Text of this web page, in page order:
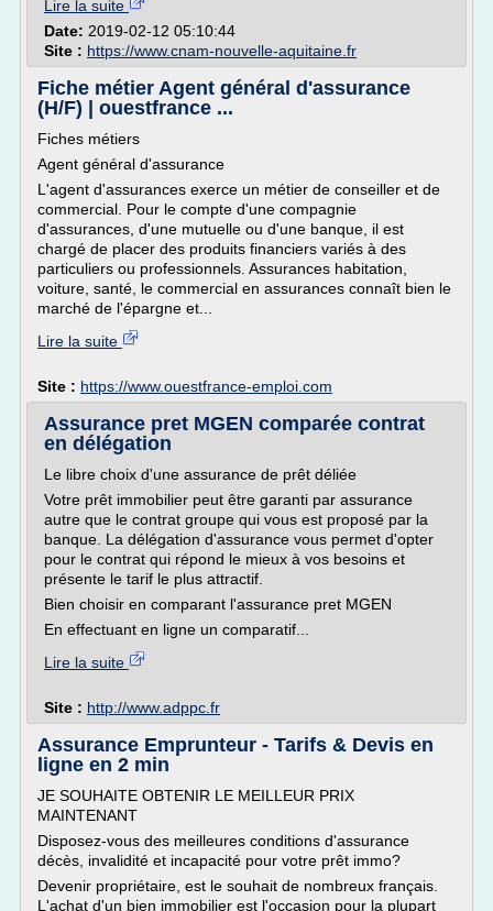
Lire la suite
Date: 2019-02-12 05:10:44
Site : https://www.cnam-nouvelle-aquitaine.fr
Fiche métier Agent général d'assurance
(H/F) | ouestfrance ...
Fiches métiers
Agent général d'assurance
L'agent d'assurances exerce un métier de conseiller et de
commercial. Pour le compte d'une compagnie
d'assurances, d'une mutuelle ou d'une banque, il est
chargé de placer des produits financiers variés à des
particuliers ou professionnels. Assurances habitation,
voiture, santé, le commercial en assurances connaît bien le
marché de l'épargne et...
Lire la suite
Site : https://www.ouestfrance-emploi.com
Assurance pret MGEN comparée contrat
en délégation
Le libre choix d'une assurance de prêt déliée
Votre prêt immobilier peut être garanti par assurance
autre que le contrat groupe qui vous est proposé par la
banque. La délégation d'assurance vous permet d'opter
pour le contrat qui répond le mieux à vos besoins et
présente le tarif le plus attractif.
Bien choisir en comparant l'assurance pret MGEN
En effectuant en ligne un comparatif...
Lire la suite
Site : http://www.adppc.fr
Assurance Emprunteur - Tarifs & Devis en
ligne en 2 min
JE SOUHAITE OBTENIR LE MEILLEUR PRIX
MAINTENANT
Disposez-vous des meilleures conditions d'assurance
décès, invalidité et incapacité pour votre prêt immo?
Devenir propriétaire, est le souhait de nombreux français.
L'achat d'un bien immobilier est l'occasion pour la plupart